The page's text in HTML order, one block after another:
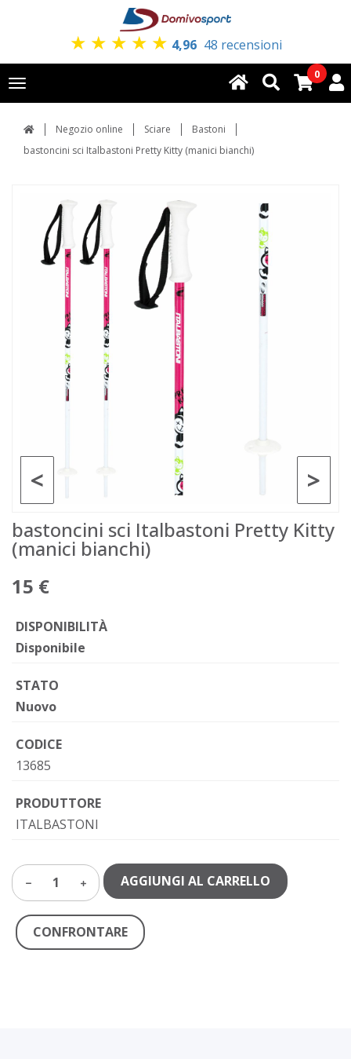
★ ★ ★ ★ ★ 4,96 48 recensioni
Toggle
navigation
0
Negozio online Sciare
Bastoni
bastoncini sci Italbastoni Pretty Kitty (manici bianchi)
>
<
bastoncini sci Italbastoni Pretty Kitty
(manici bianchi)
15 €
DISPONIBILITÀ
Disponibile
STATO
Nuovo
CODICE
13685
PRODUTTORE
ITALBASTONI
1 AGGIUNGI AL CARRELLO
CONFRONTARE